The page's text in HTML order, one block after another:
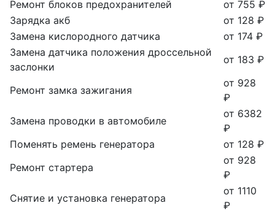
Ремонт блоков предохранителей
от 755 ₽
Зарядка акб
от 128 ₽
Замена кислородного датчика
от 174 ₽
Замена датчика положения дроссельной
заслонки
от 183 ₽
Ремонт замка зажигания
от 928
₽
Замена проводки в автомобиле
от 6382
₽
Поменять ремень генератора
от 128 ₽
Ремонт стартера
от 928
₽
Снятие и установка генератора
от 1110
₽